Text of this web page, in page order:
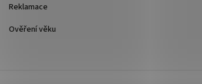
Reklamace
Ověření věku